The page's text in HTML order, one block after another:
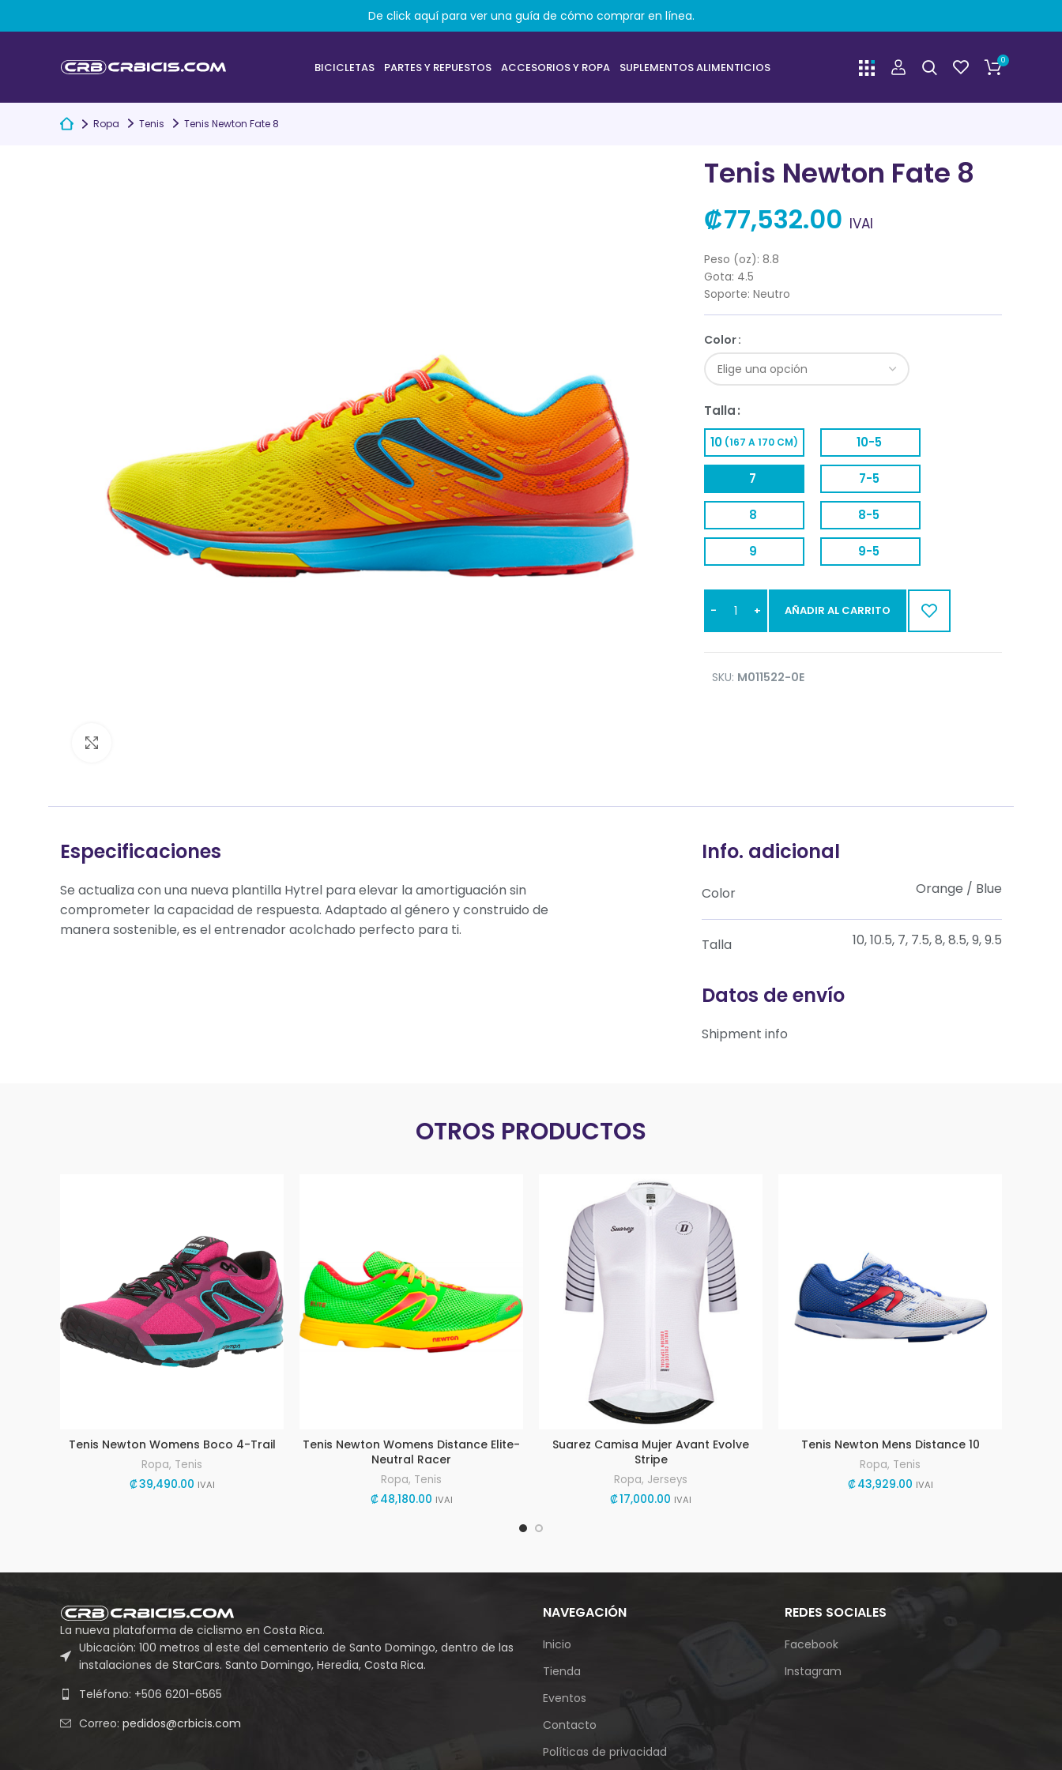
BICICLETAS PARTES Y REPUESTOS ACCESORIOS Y ROPA SUPLEMENTOS ALIMENTICIOS 0
Ropa Tenis Tenis Newton Fate 8
Tenis Newton Fate 8
₡77,532.00 IVAI
Peso (oz): 8.8
Gota: 4.5
Soporte: Neutro
Color
Talla
10 (167 A 170 CM) 10-5
7 7-5
8 8-5
9 9-5
AÑADIR AL CARRITO
SKU: M011522-0E
Especificaciones
Se actualiza con una nueva plantilla Hytrel para elevar la amortiguación sin
comprometer la capacidad de respuesta. Adaptado al género y construido de
manera sostenible, es el entrenador acolchado perfecto para ti.
Info. adicional
Color Orange / Blue
Talla 10, 10.5, 7, 7.5, 8, 8.5, 9, 9.5
Datos de envío
Shipment info
OTROS PRODUCTOS
Tenis Newton Womens Boco 4-Trail
Ropa, Tenis
₡39,490.00 IVAI
Tenis Newton Womens Distance Elite-
Neutral Racer
Ropa, Tenis
₡48,180.00 IVAI
Suarez Camisa Mujer Avant Evolve
Stripe
Ropa, Jerseys
₡17,000.00 IVAI
Tenis Newton Mens Distance 10
Ropa, Tenis
₡43,929.00 IVAI
La nueva plataforma de ciclismo en Costa Rica.
Ubicación: 100 metros al este del cementerio de Santo Domingo, dentro de las
instalaciones de StarCars. Santo Domingo, Heredia, Costa Rica.
Teléfono: +506 6201-6565
Correo: pedidos@crbicis.com
NAVEGACIÓN
Inicio
Tienda
Eventos
Contacto
Políticas de privacidad
REDES SOCIALES
Facebook
Instagram
De click aquí para ver una guía de cómo comprar en línea.